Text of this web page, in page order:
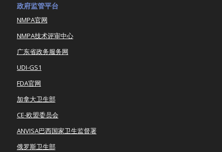
政府监管平台
NMPA官网
NMPA技术评审中心
广东省政务服务网
UDI-GS1
FDA官网
加拿大卫生部
CE-欧盟委员会
ANVISA巴西国家卫生监督署
俄罗斯卫生部